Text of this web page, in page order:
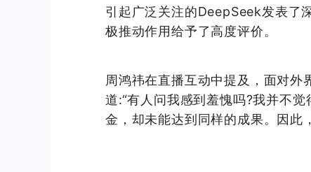
引起广泛关注的DeepSeek发表了
极推动作用给予了高度评价。
周鸿祎在直播互动中提及，面对
道:“有人问我感到羞愧吗?我并不
金，却未能达到同样的成果。因此